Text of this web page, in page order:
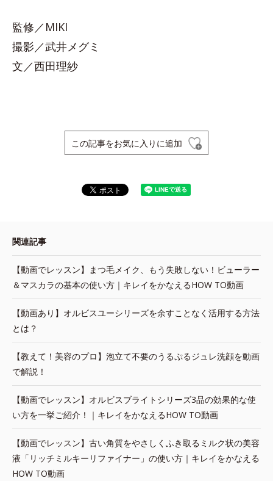
監修／MIKI
撮影／武井メグミ
文／西田理紗
この記事をお気に入りに追加
関連記事
【動画でレッスン】まつ毛メイク、もう失敗しない！ビューラー
＆マスカラの基本の使い方｜キレイをかなえるHOW TO動画
【動画あり】オルビスユーシリーズを余すことなく活用する方法
とは？
【教えて！美容のプロ】泡立て不要のうるぷるジュレ洗顔を動画
で解説！
【動画でレッスン】オルビスブライトシリーズ3品の効果的な使
い方を一挙ご紹介！｜キレイをかなえるHOW TO動画
【動画でレッスン】古い角質をやさしくふき取るミルク状の美容
液「リッチミルキーリファイナー」の使い方｜キレイをかなえる
HOW TO動画